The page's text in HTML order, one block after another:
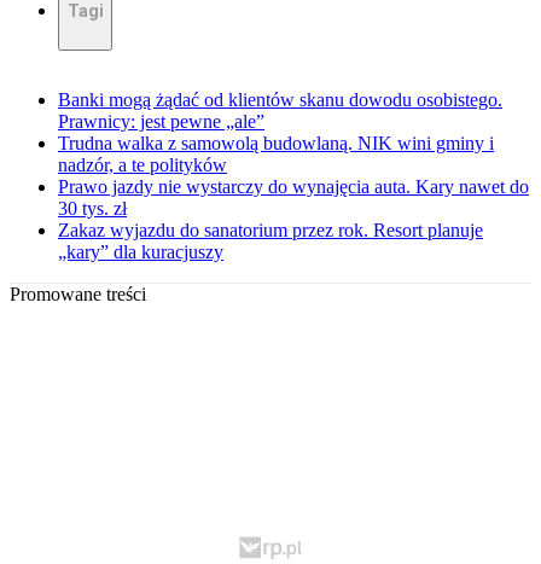
Tagi
Banki mogą żądać od klientów skanu dowodu osobistego.
Prawnicy: jest pewne „ale”
Trudna walka z samowolą budowlaną. NIK wini gminy i
nadzór, a te polityków
Prawo jazdy nie wystarczy do wynajęcia auta. Kary nawet do
30 tys. zł
Zakaz wyjazdu do sanatorium przez rok. Resort planuje
„kary” dla kuracjuszy
Promowane treści